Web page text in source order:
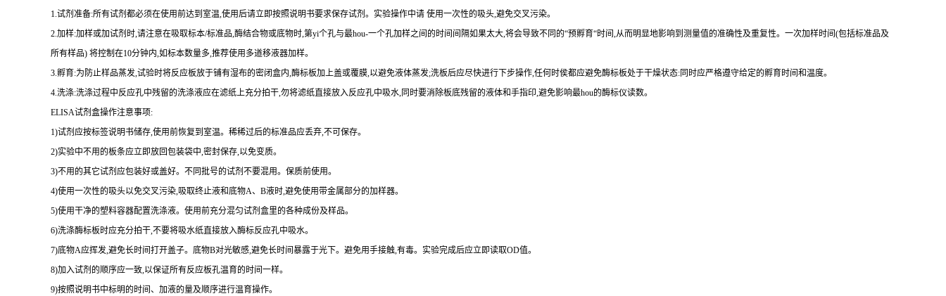
1.试剂准备:所有试剂都必须在使用前达到室温,使用后请立即按照说明书要求保存试剂。实验操作中请 使用一次性的吸头,避免交叉污染。
2.加样:加样或加试剂时,请注意在吸取标本/标准品,酶结合物或底物时,第yi个孔与最hou-一个孔加样之间的时间间隔如果太大,将会导致不同的“预孵育“时间 ,从而明显地影响到测量值的准确性及重复性。 一次加样时间 (包括标准品及
所有样品) 将控制在10分钟内,如标本数量多,推荐使用多道移液器加样。
3.孵育:为防止样品蒸发,试验时将反应板放于铺有湿布的密闭盒内,酶标板加上盖或覆膜,以避免液体蒸发;洗板后应尽快进行下步操作,任何时侯都应避免酶标板处于干燥状态: 同时应严格遵守给定的孵育时间和温度。
4.洗涤:洗涤过程中反应孔中残留的洗涤液应在滤纸上充分拍干,勿将滤纸直接放入反应孔中吸水,同时要消除板底残留的液体和手指印,避免影响最hou的酶标仪读数。
ELISA试剂盒操作注意事项:
1)试剂应按标签说明书储存,使用前恢复到室温。稀稀过后的标准品应丢弃,不可保存。
2)实验中不用的板条应立即放回包装袋中,密封保存,以免变质。
3)不用的其它试剂应包装好或盖好。不同批号的试剂不要混用。保质前使用。
4)使用一次性的吸头以免交叉污染,吸取终止液和底物A、 B液时,避免使用带金属部分的加样器。
5)使用干净的塑料容器配置洗涤液。使用前充分混匀试剂盒里的各种成份及样品。
6)洗涤酶标板时应充分拍干,不要将吸水纸直接放入酶标反应孔中吸水。
7)底物A应挥发,避免长时间打开盖子。底物B对光敏感,避免长时间暴露于光下。避免用手接触,有毒。实验完成后应立即读取OD值。
8)加入试剂的顺序应一致,以保证所有反应板孔温育的时间一样。
9)按照说明书中标明的时间、加液的量及顺序进行温育操作。